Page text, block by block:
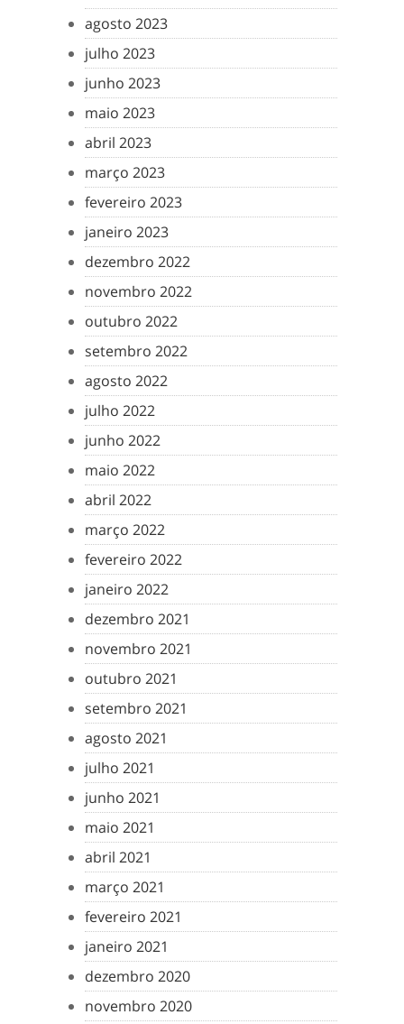
agosto 2023
julho 2023
junho 2023
maio 2023
abril 2023
março 2023
fevereiro 2023
janeiro 2023
dezembro 2022
novembro 2022
outubro 2022
setembro 2022
agosto 2022
julho 2022
junho 2022
maio 2022
abril 2022
março 2022
fevereiro 2022
janeiro 2022
dezembro 2021
novembro 2021
outubro 2021
setembro 2021
agosto 2021
julho 2021
junho 2021
maio 2021
abril 2021
março 2021
fevereiro 2021
janeiro 2021
dezembro 2020
novembro 2020